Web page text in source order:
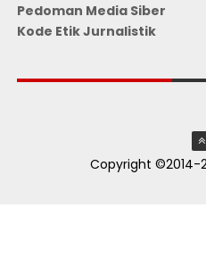
Pedoman Media Siber
Kode Etik Jurnalistik
Copyright ©2014-